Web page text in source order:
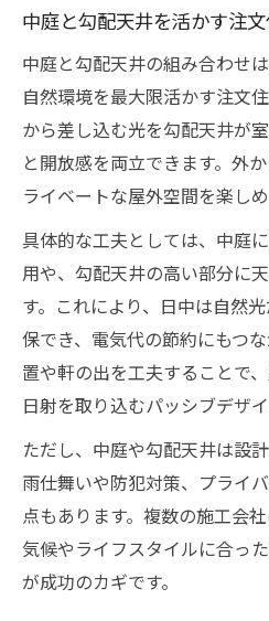
中庭と勾配天井を活かす注
中庭と勾配天井の組み合わせ
自然環境を最大限活かす注文
から差し込む光を勾配天井が
と開放感を両立できます。外
ライベートな屋外空間を楽しめ
具体的な工夫としては、中庭
用や、勾配天井の高い部分に
す。これにより、日中は自然
保でき、電気代の節約にもつ
置や軒の出を工夫することで
日射を取り込むパッシブデザイ
ただし、中庭や勾配天井は設
雨仕舞いや防犯対策、プライ
点もあります。複数の施工会
気候やライフスタイルに合っ
が成功のカギです。